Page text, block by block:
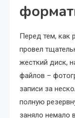
Перед тем, как
провел
жесткий диск,
файлов –
записи за
полную
заняло немало